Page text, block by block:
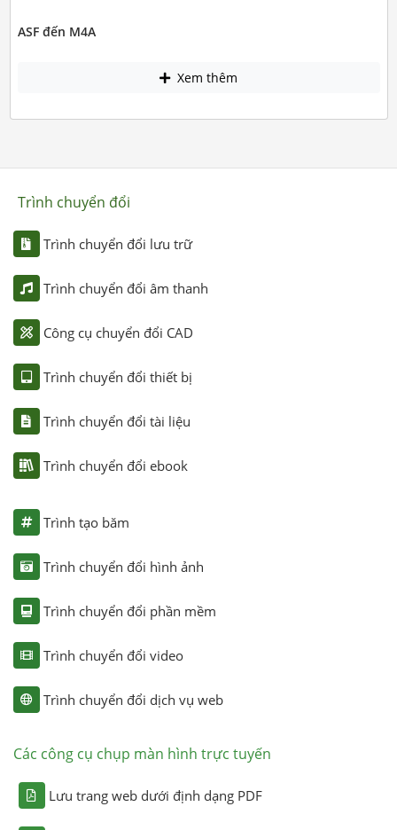
ASF đến M4A
Xem thêm
Trình chuyển đổi
Trình chuyển đổi lưu trữ
Trình chuyển đổi âm thanh
Công cụ chuyển đổi CAD
Trình chuyển đổi thiết bị
Trình chuyển đổi tài liệu
Trình chuyển đổi ebook
Trình tạo băm
Trình chuyển đổi hình ảnh
Trình chuyển đổi phần mềm
Trình chuyển đổi video
Trình chuyển đổi dịch vụ web
Các công cụ chụp màn hình trực tuyến
Lưu trang web dưới định dạng PDF